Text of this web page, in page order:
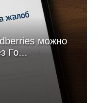
можно
Го...